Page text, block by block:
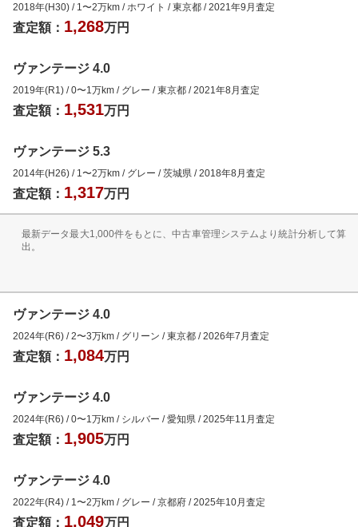
2018年(H30) / 1 〜2万km / ホワイト /東京都 /2021年9月査定
査定額： 1,268万円
ヴァンテージ 4.0
2019年(R1) /0〜1 万km / グレー /東京都 /2021年8月査定
査定額： 1,531万円
ヴァンテージ 5.3
2014年(H26) / 1 〜2万km / グレー /茨城県 /2018年8月査定
査定額： 1,317万円
最新データ最大1,000件をもとに、中古車管理システムより統計分析して算
出。
ヴァンテージ 4.0
2024年(R6) /2〜3万km / グリーン /東京都 /2026年7月査定
査定額： 1,084万円
ヴァンテージ 4.0
2024年(R6) /0〜1 万km / シルバー /愛知県 /2025年11月査定
査定額： 1,905万円
ヴァンテージ 4.0
2022年(R4) / 1 〜2万km / グレー /京都府 /2025年10月査定
査定額： 1,049万円